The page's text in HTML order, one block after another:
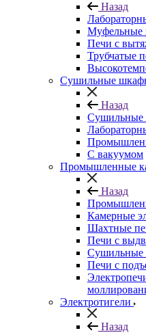
Назад
Муфельные
Печи с
Трубчатые
Сушильные
Назад
С вакуумом
Промышленные
Назад
Камерные
Шахтные
Печи с
Печи с
Электротигели
Назад